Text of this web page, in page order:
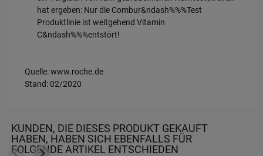
hat ergeben: Nur die Combur&ndash%%%Test
Produktlinie ist weitgehend Vitamin
C&ndash%%%entstört!
Quelle: www.roche.de
Stand: 02/2020
KUNDEN, DIE DIESES PRODUKT GEKAUFT
HABEN, HABEN SICH EBENFALLS FÜR
FOLGENDE ARTIKEL ENTSCHIEDEN